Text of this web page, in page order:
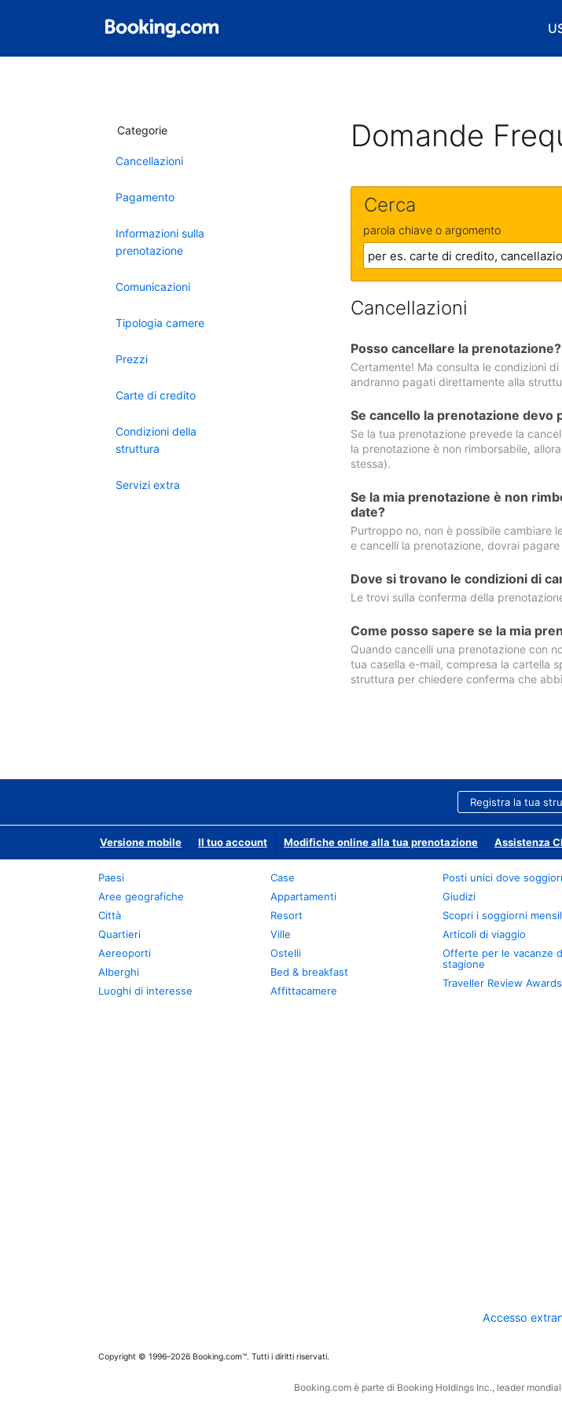
Categorie
Cancellazioni
Pagamento
Informazioni sulla
prenotazione
Comunicazioni
Tipologia camere
Prezzi
Carte di credito
Condizioni della
struttura
Servizi extra
Domande
Cerca
parola chiave o argomento
Cancellazioni
Posso cancellare la prenotazione?
Certamente! Ma consulta le condizioni
andranno pagati direttamente alla
Se cancello la prenotazione devo
Se la tua prenotazione prevede la
la prenotazione è non rimborsabile,
stessa).
Se la mia prenotazione è non
date?
Purtroppo no, non è possibile cambiare
e cancelli la prenotazione, dovrai
Dove si trovano le condizioni di
Le trovi sulla conferma della
Come posso sapere se la mia
Quando cancelli una prenotazione con
tua casella e-mail, compresa la cartella
struttura per chiedere conferma che
Registra la tua
Versione mobile Il tuo account Modifiche online alla tua prenotazione Assistenza
Paesi
Aree geografiche
Città
Quartieri
Aereoporti
Alberghi
Luoghi di interesse
Case
Appartamenti
Resort
Ville
Ostelli
Bed & breakfast
Affittacamere
Posti unici dove
Giudizi
Scopri i soggiorni
Articoli di viaggio
Offerte per le vacanze
stagione
Traveller Review Awards
Accesso
Copyright © 1996–2026 Booking.com™. Tutti i diritti riservati.
Booking.com è parte di Booking Holdings Inc., leader